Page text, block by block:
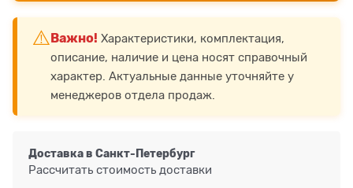
⚠️ Важно! Характеристики, комплектация,
описание, наличие и цена носят справочный
характер. Актуальные данные уточняйте у
менеджеров отдела продаж.
Доставка в Санкт-Петербург
Рассчитать стоимость доставки